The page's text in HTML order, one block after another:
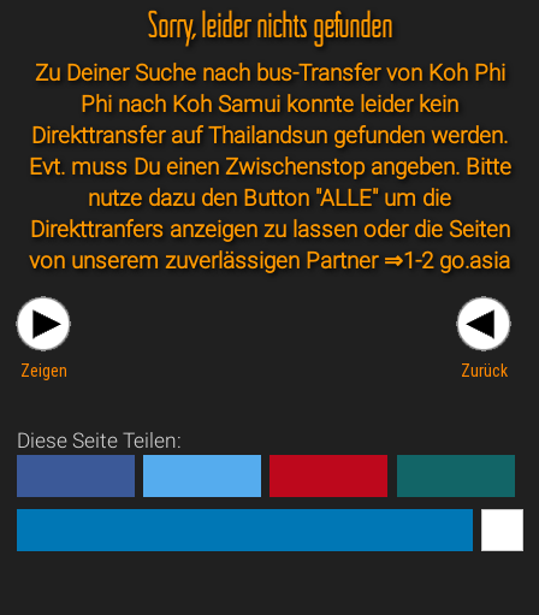
Sorry, leider nichts gefunden
Zu Deiner Suche nach bus-Transfer von Koh Phi
Phi nach Koh Samui konnte leider kein
Direkttransfer auf Thailandsun gefunden werden.
Evt. muss Du einen Zwischenstop angeben. Bitte
nutze dazu den Button "ALLE" um die
Direkttranfers anzeigen zu lassen oder die Seiten
von unserem zuverlässigen Partner ⇒1-2 go.asia
Zeigen Zurück
Diese Seite Teilen: